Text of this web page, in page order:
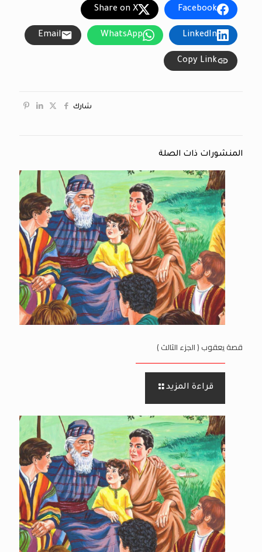
Facebook
Share on X
LinkedIn
WhatsApp
Email
Copy Link
شارك
المنشورات ذات الصلة
قصة يعقوب ( الجزء الثالث )
قراءة المزيد